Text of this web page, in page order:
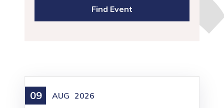
09 AUG 2026
Meniny